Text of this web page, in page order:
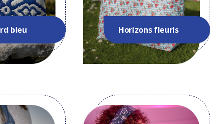
bleu Horizons fleuris